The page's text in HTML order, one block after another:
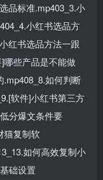
品标准.mp403_3.小
小红书选品方
红书选品方法一跟
哪些产品是不能做
.mp408_8.如何判断
软件]小红书第三方
分爆文条件要
猫复制软
如何高效复制小
础设置